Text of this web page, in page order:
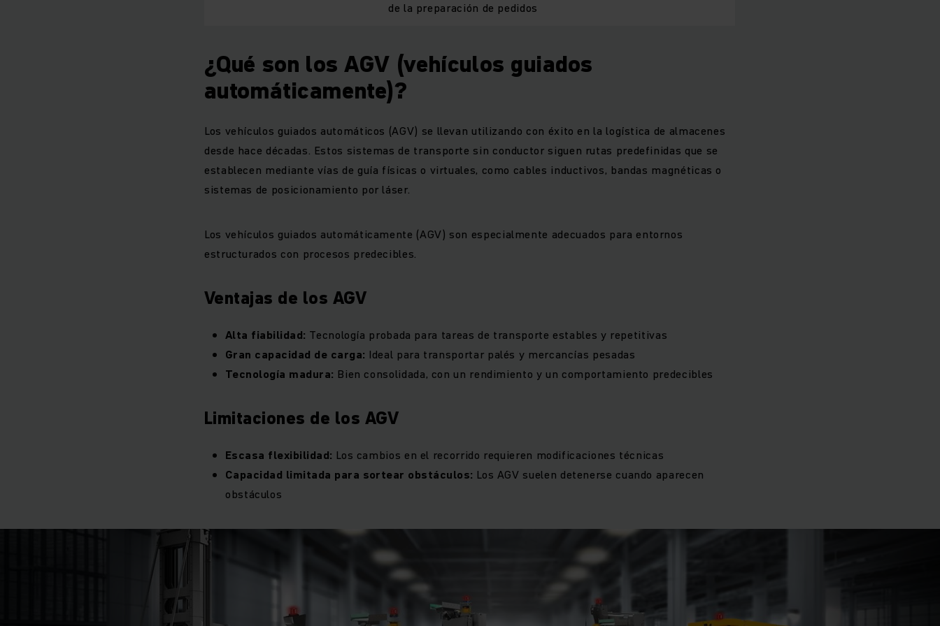
de la preparación de pedidos
¿Qué son los AGV (vehículos guiados
automáticamente)?
Los vehículos guiados automáticos (AGV) se llevan utilizando con éxito en la logística de almacenes
desde hace décadas. Estos sistemas de transporte sin conductor siguen rutas predefinidas que se
establecen mediante vías de guía físicas o virtuales, como cables inductivos, bandas magnéticas o
sistemas de posicionamiento por láser.
Los vehículos guiados automáticamente (AGV) son especialmente adecuados para entornos
estructurados con procesos predecibles.
Ventajas de los AGV
Alta fiabilidad: Tecnología probada para tareas de transporte estables y repetitivas
Gran capacidad de carga: Ideal para transportar palés y mercancías pesadas
Tecnología madura: Bien consolidada, con un rendimiento y un comportamiento predecibles
Limitaciones de los AGV
Escasa flexibilidad: Los cambios en el recorrido requieren modificaciones técnicas
Capacidad limitada para sortear obstáculos: Los AGV suelen detenerse cuando aparecen
obstáculos